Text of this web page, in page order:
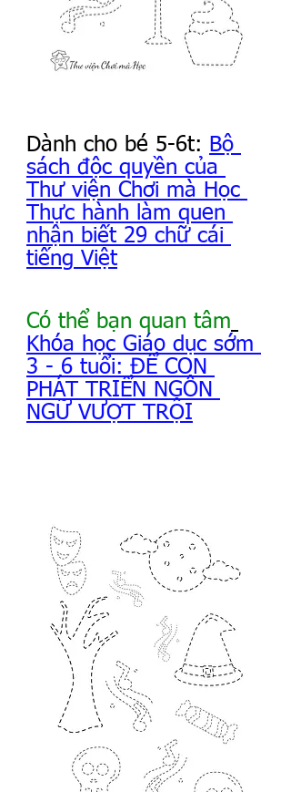
Dành cho bé 5-6t: Bộ
sách độc quyền của
Thư viện Chơi mà Học
Thực hành làm quen
nhận biết 29 chữ cái
tiếng Việt
Có thể bạn quan tâm
Khóa học Giáo dục sớm
3 - 6 tuổi: ĐỂ CON
PHÁT TRIỂN NGÔN
NGỮ VƯỢT TRỘI